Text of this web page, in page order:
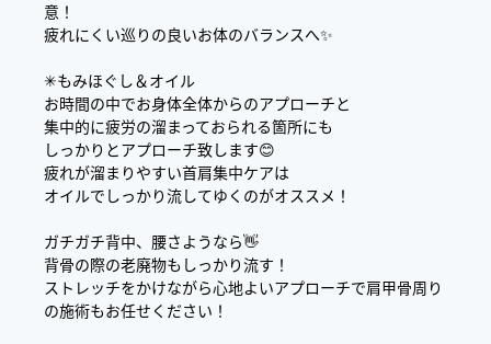
意！
疲れにくい巡りの良いお体のバランスへ✨
✳︎もみほぐし＆オイル
お時間の中でお身体全体からのアプローチと
集中的に疲労の溜まっておられる箇所にも
しっかりとアプローチ致します😊
疲れが溜まりやすい首肩集中ケアは
オイルでしっかり流してゆくのがオススメ！
ガチガチ背中、腰さようなら👋
背骨の際の老廃物もしっかり流す！
ストレッチをかけながら心地よいアプローチで肩甲骨周り
の施術もお任せください！